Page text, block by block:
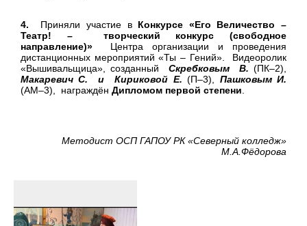
4. Приняли участие в Конкурсе «Его Величество –
Театр! – творческий конкурс (свободное
направление)» Центра организации и проведения
дистанционных мероприятий «Ты – Гений». Видеоролик
«Вышивальщица», созданный Скребковым В. (ПК–2),
Макаревич С. и Кириковой Е. (П–3), Пашковым И.
(АМ–3), награждён Дипломом первой степени
Методист ОСП ГАПОУ РК «Северный колледж»
М.А.Фёдорова